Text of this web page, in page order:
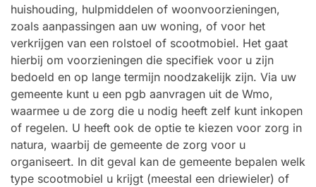
huishouding, hulpmiddelen of woonvoorzieningen,
zoals aanpassingen aan uw woning, of voor het
verkrijgen van een rolstoel of scootmobiel. Het gaat
hierbij om voorzieningen die specifiek voor u zijn
bedoeld en op lange termijn noodzakelijk zijn. Via uw
gemeente kunt u een pgb aanvragen uit de Wmo,
waarmee u de zorg die u nodig heeft zelf kunt inkopen
of regelen. U heeft ook de optie te kiezen voor zorg in
natura, waarbij de gemeente de zorg voor u
organiseert. In dit geval kan de gemeente bepalen welk
type scootmobiel u krijgt (meestal een driewieler) of